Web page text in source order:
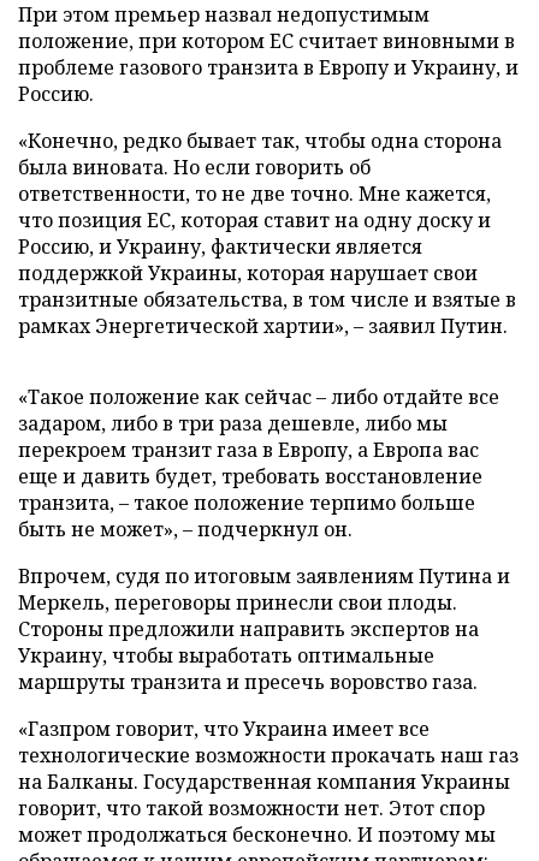
При этом премьер назвал недопустимым
положение, при котором ЕС считает виновными в
проблеме газового транзита в Европу и Украину, и
Россию.
«Конечно, редко бывает так, чтобы одна сторона
была виновата. Но если говорить об
ответственности, то не две точно. Мне кажется,
что позиция ЕС, которая ставит на одну доску и
Россию, и Украину, фактически является
поддержкой Украины, которая нарушает свои
транзитные обязательства, в том числе и взятые в
рамках Энергетической хартии», – заявил Путин.
«Такое положение как сейчас – либо отдайте все
задаром, либо в три раза дешевле, либо мы
перекроем транзит газа в Европу, а Европа вас
еще и давить будет, требовать восстановление
транзита, – такое положение терпимо больше
быть не может», – подчеркнул он.
Впрочем, судя по итоговым заявлениям Путина и
Меркель, переговоры принесли свои плоды.
Стороны предложили направить экспертов на
Украину, чтобы выработать оптимальные
маршруты транзита и пресечь воровство газа.
«Газпром говорит, что Украина имеет все
технологические возможности прокачать наш газ
на Балканы. Государственная компания Украины
говорит, что такой возможности нет. Этот спор
может продолжаться бесконечно. И поэтому мы